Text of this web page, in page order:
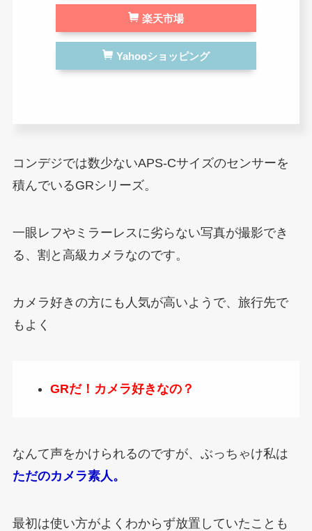
楽天市場
Yahooショッピング
コンデジでは数少ないAPS-Cサイズのセンサーを
積んでいるGRシリーズ。
一眼レフやミラーレスに劣らない写真が撮影でき
る、割と高級カメラなのです。
カメラ好きの方にも人気が高いようで、旅行先で
もよく
GRだ！カメラ好きなの？
なんて声をかけられるのですが、ぶっちゃけ私は
ただのカメラ素人。
最初は使い方がよくわからず放置していたことも